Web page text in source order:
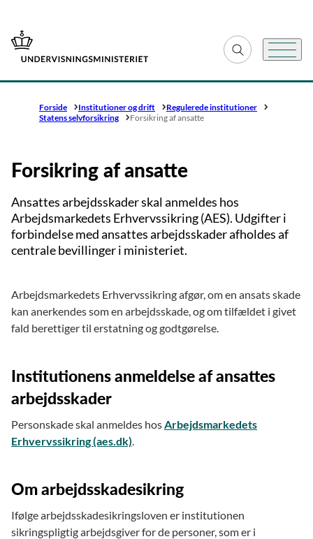
Gå til forsiden Fold søgefelt ud
Menu
Forside Institutioner og drift
Regulerede institutioner
Statens selvforsikring
Forsikring af ansatte
Forsikring af ansatte
Ansattes arbejdsskader skal anmeldes hos
Arbejdsmarkedets Erhvervssikring (AES). Udgifter i
forbindelse med ansattes arbejdsskader afholdes af
centrale bevillinger i ministeriet.
Arbejdsmarkedets Erhvervssikring afgør, om en ansats skade
kan anerkendes som en arbejdsskade, og om tilfældet i givet
fald berettiger til erstatning og godtgørelse.
Institutionens anmeldelse af ansattes
arbejdsskader
Personskade skal anmeldes hos Arbejdsmarkedets
Erhvervssikring (aes.dk)
Om arbejdsskadesikring
Ifølge arbejdsskadesikringsloven er institutionen
sikringspligtig arbejdsgiver for de personer, som er i